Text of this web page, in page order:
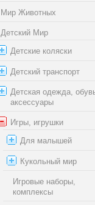
Мир Животных
Детский Мир
Детские коляски
Детский транспорт
Детская одежда,
аксессуары
Игры, игрушки
Для малышей
Кукольный мир
Игровые наборы,
комплексы